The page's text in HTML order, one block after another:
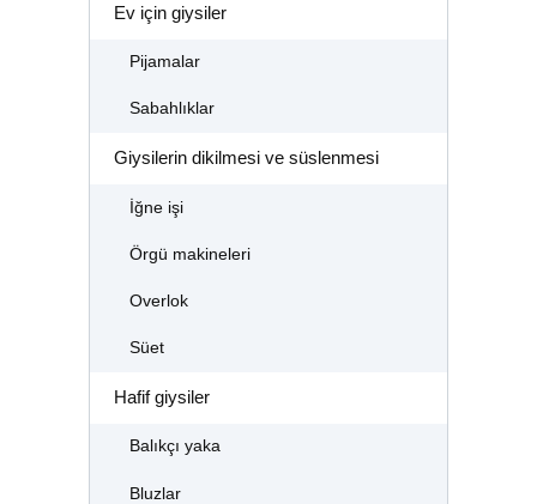
Ev için giysiler
Pijamalar
Sabahlıklar
Giysilerin dikilmesi ve süslenmesi
İğne işi
Örgü makineleri
Overlok
Süet
Hafif giysiler
Balıkçı yaka
Bluzlar